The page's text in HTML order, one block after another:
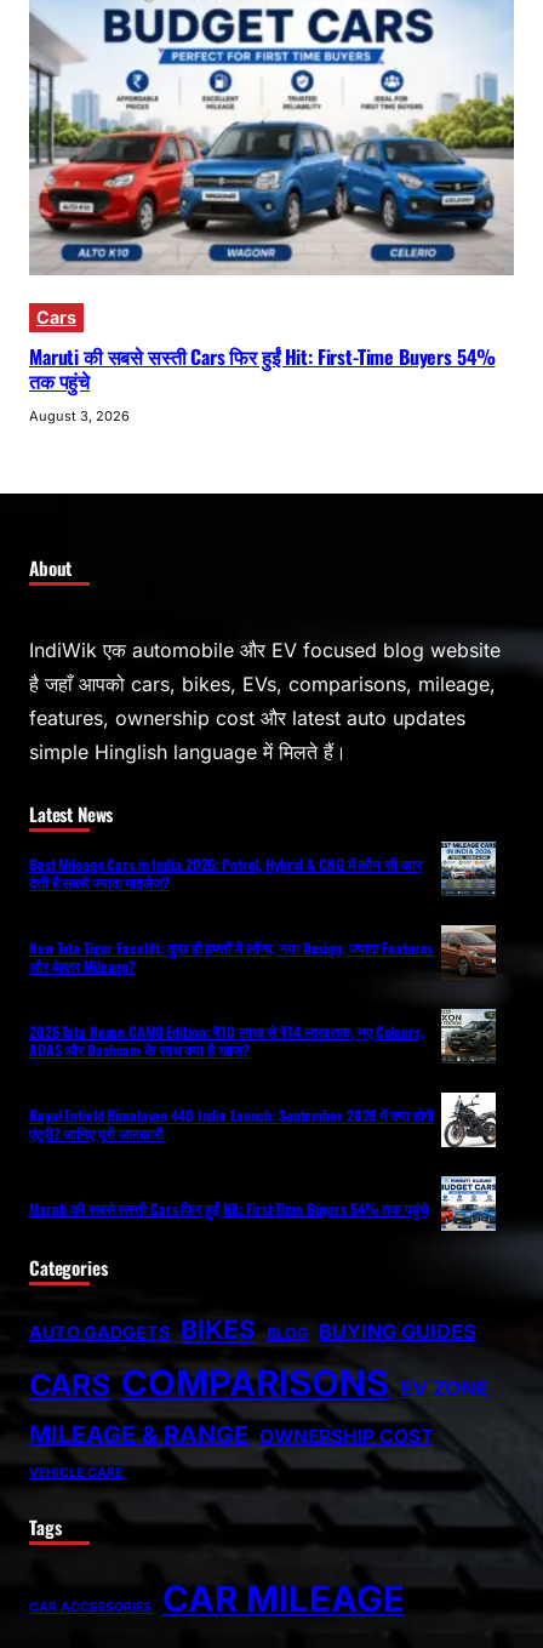
Cars
Maruti की सबसे सस्ती Cars फिर हुईं Hit: First-Time Buyers 54%
तक पहुंचे
August 3, 2026
About
IndiWik एक automobile और EV focused blog website
है जहाँ आपको cars, bikes, EVs, comparisons, mileage,
features, ownership cost और latest auto updates
simple Hinglish language में मिलते हैं।
Latest News
Best Mileage Cars in India 2026: Petrol, Hybrid & CNG में कौन सी कार
देती है सबसे ज्यादा माइलेज?
New Tata Tigor Facelift: कुछ ही हफ्तों में लॉन्च, नया Design, ज्यादा Features
और बेहतर Mileage?
2026 Tata Nexon CAMO Edition: ₹10 लाख से ₹14 लाख तक, नए Colours,
ADAS और Dashcam के साथ क्या है खास?
Royal Enfield Himalayan 440 India Launch: September 2026 में क्या होगी
एंट्री? जानिए पूरी जानकारी
Maruti की सबसे सस्ती Cars फिर हुईं Hit: First-Time Buyers 54% तक पहुंचे
Categories
AUTO GADGETS BIKES BLOG BUYING GUIDES
CARS COMPARISONS EV ZONE
MILEAGE & RANGE OWNERSHIP COST
VEHICLE CARE
Tags
CAR ACCESSORIES CAR MILEAGE